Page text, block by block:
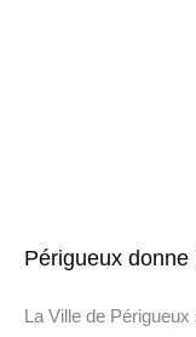
Périgueux
La Ville de